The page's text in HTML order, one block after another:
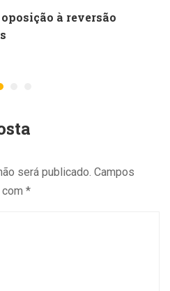
à reversão
será publicado. Campos
*